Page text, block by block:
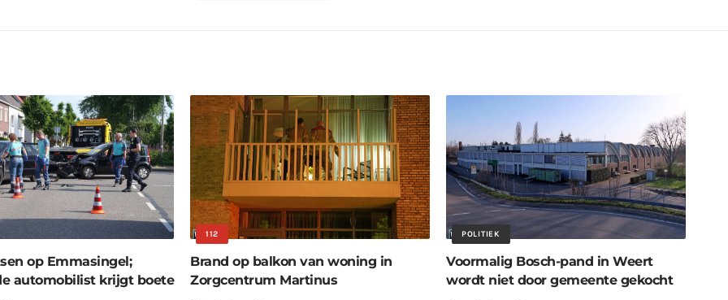
op Emmasingel;
automobilist krijgt boete
112
Brand op balkon van woning in
Zorgcentrum Martinus
POLITIEK
Voormalig Bosch-pand in Weert
wordt niet door gemeente gekocht